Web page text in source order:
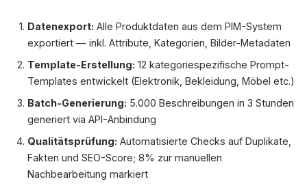
Datenexport: Alle Produktdaten aus dem PIM-System
exportiert — inkl. Attribute, Kategorien, Bilder-Metadaten
Template-Erstellung: 12 kategoriespezifische Prompt-
Templates entwickelt (Elektronik, Bekleidung, Möbel etc.)
Batch-Generierung: 5.000 Beschreibungen in 3 Stunden
generiert via API-Anbindung
Qualitätsprüfung: Automatisierte Checks auf Duplikate,
Fakten und SEO-Score; 8% zur manuellen
Nachbearbeitung markiert